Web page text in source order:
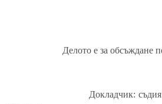
Делото е за обсъждане
Докладчик: